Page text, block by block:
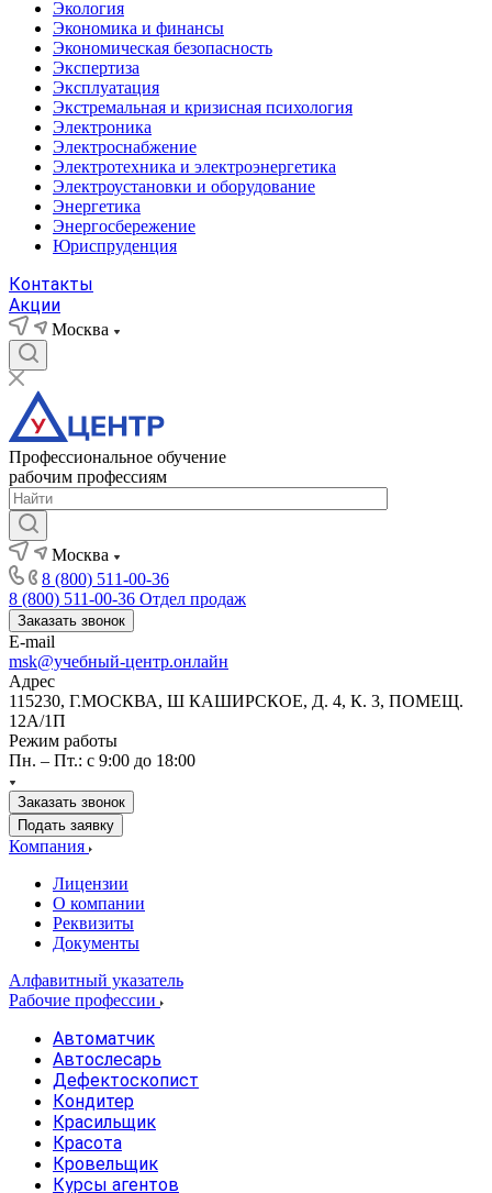
Экология
Экономика и финансы
Экономическая безопасность
Экспертиза
Эксплуатация
Экстремальная и кризисная психология
Электроника
Электроснабжение
Электротехника и электроэнергетика
Электроустановки и оборудование
Энергетика
Энергосбережение
Юриспруденция
Контакты
Акции
Москва
Профессиональное обучение
рабочим профессиям
Москва
8 (800) 511-00-36
8 (800) 511-00-36 Отдел продаж
Заказать звонок
E-mail
msk@учебный-центр.онлайн
Адрес
115230, Г.МОСКВА, Ш КАШИРСКОЕ, Д. 4, К. 3, ПОМЕЩ.
12А/1П
Режим работы
Пн. – Пт.: с 9:00 до 18:00
Заказать звонок
Подать заявку
Компания
Лицензии
О компании
Реквизиты
Документы
Алфавитный указатель
Рабочие профессии
Автоматчик
Автослесарь
Дефектоскопист
Кондитер
Красильщик
Красота
Кровельщик
Курсы агентов